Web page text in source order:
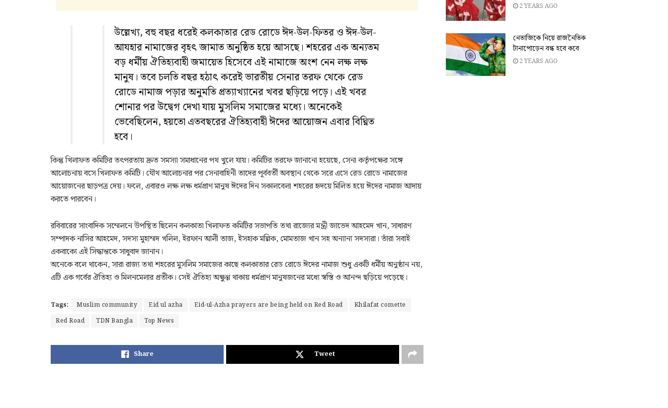
উল্লেখ্য, বহু বছর ধরেই কলকাতার রেড রোডে ঈদ-উল-ফিতর ও ঈদ-উল-
আযহার নামাজের বৃহৎ জামাত অনুষ্ঠিত হয়ে আসছে। শহরের এক অন্যতম
বড় ধর্মীয় ঐতিহ্যবাহী জমায়েত হিসেবে এই নামাজে অংশ নেন লক্ষ লক্ষ
মানুষ। তবে চলতি বছর হঠাৎ করেই ভারতীয় সেনার তরফ থেকে রেড
রোডে নামাজ পড়ার অনুমতি প্রত্যাখ্যানের খবর ছড়িয়ে পড়ে। এই খবর
শোনার পর উদ্বেগ দেখা যায় মুসলিম সমাজের মধ্যে। অনেকেই
ভেবেছিলেন, হয়তো এতবছরের ঐতিহ্যবাহী ঈদের আয়োজন এবার বিঘ্নিত
হবে।
কিন্তু খিলাফত কমিটির তৎপরতায় দ্রুত সমস্যা সমাধানের পথ খুলে যায়। কমিটির তরফে জানানো হয়েছে, সেনা কর্তৃপক্ষের সঙ্গে
আলোচনায় বসে খিলাফত কমিটি। যৌথ আলোচনার পর সেনাবাহিনী তাদের পূর্ববর্তী অবস্থান থেকে সরে এসে রেড রোডে নামাজের
আয়োজনের ছাড়পত্র দেয়। ফলে, এবারও লক্ষ লক্ষ ধর্মপ্রাণ মানুষ ঈদের দিন সকালবেলা শহরের হৃদয়ে মিলিত হয়ে ঈদের নামাজ আদায়
করতে পারবেন।
রবিবারের সাংবাদিক সম্মেলনে উপস্থিত ছিলেন কলকাতা খিলাফত কমিটির সভাপতি তথা রাজ্যের মন্ত্রী জাভেদ আহমেদ খান, সাধারণ
সম্পাদক নাসির আহমেদ, সদস্য মুহাম্মদ খলিল, ইরফান আলী তাজ, ইসহাক মল্লিক, মোমতাজ খান সহ অন্যান্য সদস্যরা। তাঁরা সবাই
একবাক্যে এই সিদ্ধান্তকে সাধুবাদ জানান।
অনেকে বলে থাকেন, সারা রাজ্য তথা শহরের মুসলিম সমাজের কাছে কলকাতার রেড রোডে ঈদের নামাজ শুধু একটি ধর্মীয় অনুষ্ঠান নয়,
এটি এক গর্বের ঐতিহ্য ও মিলনমেলার প্রতীক। সেই ঐতিহ্য অক্ষুণ্ণ থাকায় ধর্মপ্রাণ মানুষজনের মধ্যে স্বস্তি ও আনন্দ ছড়িয়ে পড়েছে।
Tags: Muslim community Eid ul azha Eid-ul-Azha prayers are being held on Red Road
Khilafat comette
Red Road
TDN Bangla Top News
Share Tweet
2 YEARS AGO
নেতাজিকে নিয়ে রাজনৈতিক
টানাপোড়েন বন্ধ হবে কবে
2 YEARS AGO